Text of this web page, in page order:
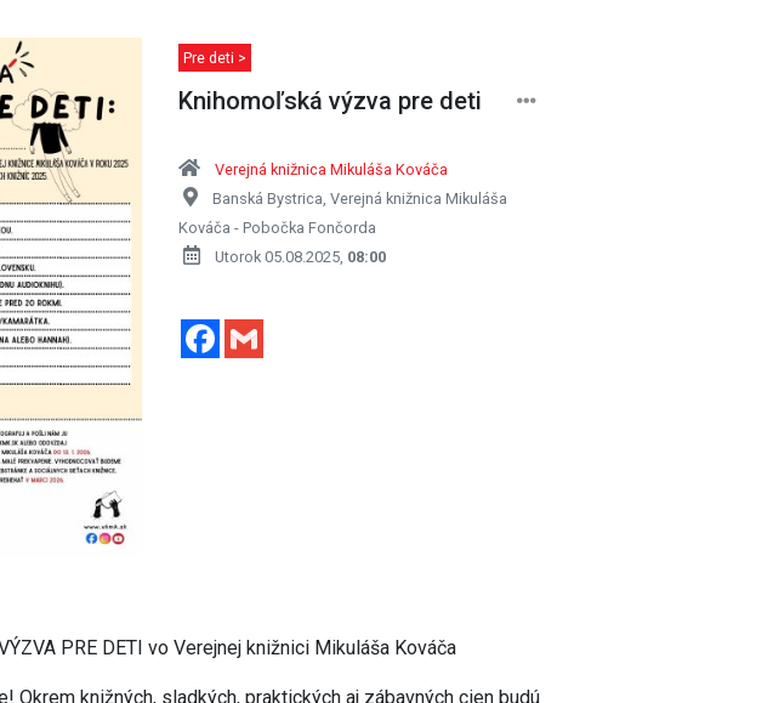
Pre deti >
Knihomoľská výzva pre deti
Verejná knižnica Mikuláša Kováča
Banská Bystrica, Verejná knižnica Mikuláša
Kováča - Pobočka Fončorda
Utorok 05.08.2025, 08:00
Facebook
PRE DETI vo Verejnej knižnici Mikuláša Kováča
Okrem knižných, sladkých, praktických aj zábavných cien budú